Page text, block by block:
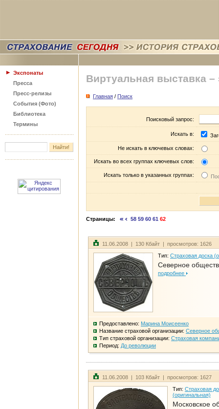
Экспонаты
Пресса
Пресс-релизы
События (Фото)
Библиотека
Термины
Виртуальная выставка –
Главная / Поиск
Поисковый запрос:
Искать в:
Не искать в ключевых словах:
Искать во всех группах ключевых слов:
Искать только в указанных группах:
Страницы: 58 59 60 61 62
11.06.2008 | 130 Кбайт | просмотров: 1626
Тип: Страховая доска
Северное
подробнее
Предоставлено: Марина Моисеенко
Название страховой организации: Северное
Тип страховой организации: Страховая
Период: До революции
11.06.2008 | 103 Кбайт | просмотров: 1627
Тип: Страховая
(оригинальная)
Московское